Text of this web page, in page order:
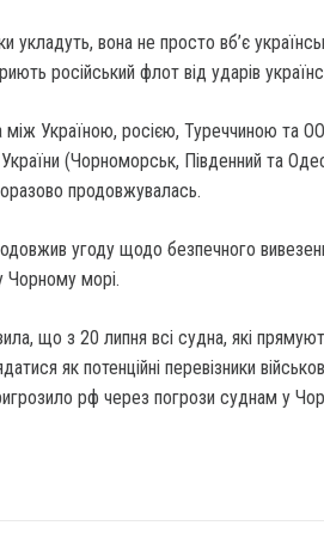
укладуть, вона не просто вб’є
російський флот від ударів
Україною, росією, Туреччиною та
(Чорноморськ, Південний та
продовжувалась.
угоду щодо безпечного
Чорному морі.
що з 20 липня всі судна, які
як потенційні перевізники
рф через погрози суднам у